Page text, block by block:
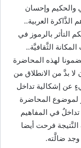
والحكيم وإحسان
العربية..
التأثر بالرموز في
الثَّقافيَّة..
لهذه المحاضرة
لا بدَّ من الانطلاق من
عن إشكالية تداخل
لموضوع المحاضرة
في المفاهيم
فرحت أيضا
ضالَّته.